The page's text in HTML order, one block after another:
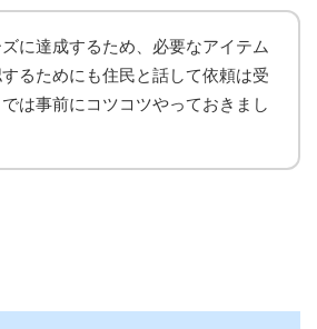
ズに達成するため、必要なアイテム
するためにも住民と話して依頼は受
は事前にコツコツやっておきまし